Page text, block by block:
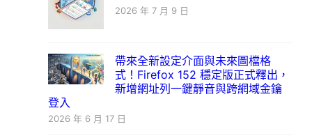
2026 年 7 月 9 日
帶來全新設定介面與未來圖檔格
式！Firefox 152 穩定版正式釋出，
新增網址列一鍵靜音與跨網域金鑰
登入
2026 年 6 月 17 日